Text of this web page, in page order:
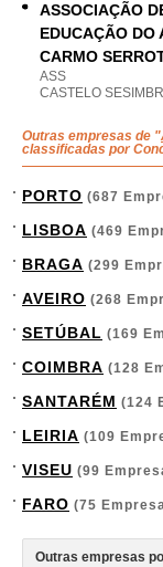
ASSOCIAÇÃO
EDUCAÇÃO DO
CARMO
ASS
CASTELO
Outras empresas de "
classificadas por
PORTO (687
LISBOA (469
BRAGA (299
AVEIRO (268
SETÚBAL (169
COIMBRA (128
SANTARÉM (124
LEIRIA (109
VISEU (99
FARO (75